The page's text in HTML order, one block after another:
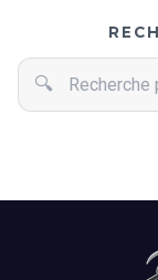
🔍